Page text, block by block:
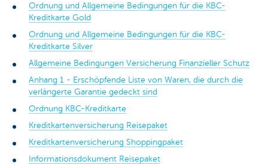
Ordnung und Allgemeine Bedingungen für die KBC-
Kreditkarte Gold
Ordnung und Allgemeine Bedingungen für die KBC-
Kreditkarte Silver
Allgemeine Bedingungen Versicherung Finanzieller Schutz
Anhang 1 - Erschöpfende Liste von Waren, die durch die
verlängerte Garantie gedeckt sind
Ordnung KBC-Kreditkarte
Kreditkartenversicherung Reisepaket
Kreditkartenversicherung Shoppingpaket
Informationsdokument Reisepaket